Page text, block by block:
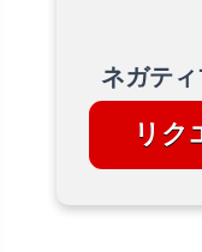
ネガテ
リク